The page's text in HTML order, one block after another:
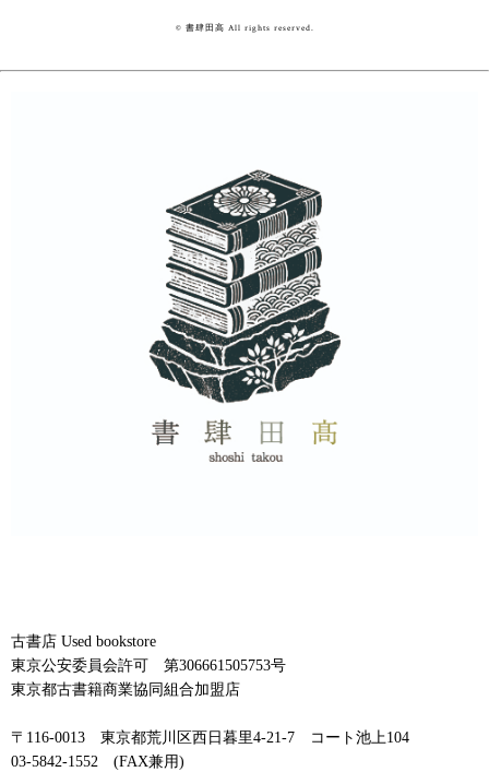
© 書肆田高 All rights reserved.
古書店 Used bookstore
東京公安委員会許可 第306661505753号
東京都古書籍商業協同組合加盟店
〒116-0013 東京都荒川区西日暮里4-21-7 コート池上104
03-5842-1552 (FAX兼用)